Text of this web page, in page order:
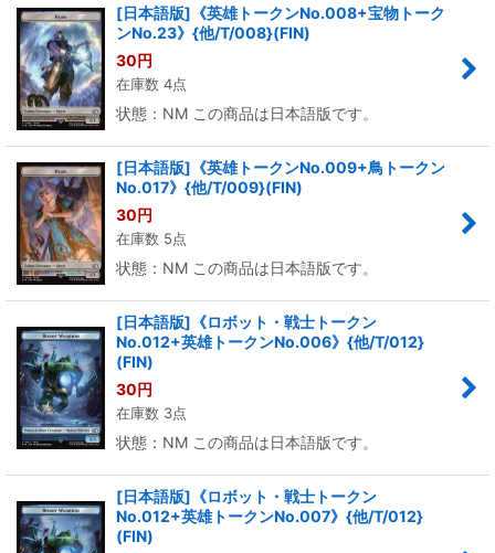
[日本語版]《英雄トークンNo.008+宝物トーク
ンNo.23》{他/T/008}(FIN)
30円
在庫数 4点
状態：NM この商品は日本語版です。
[日本語版]《英雄トークンNo.009+鳥トークン
No.017》{他/T/009}(FIN)
30円
在庫数 5点
状態：NM この商品は日本語版です。
[日本語版]《ロボット・戦士トークン
No.012+英雄トークンNo.006》{他/T/012}
(FIN)
30円
在庫数 3点
状態：NM この商品は日本語版です。
[日本語版]《ロボット・戦士トークン
No.012+英雄トークンNo.007》{他/T/012}
(FIN)